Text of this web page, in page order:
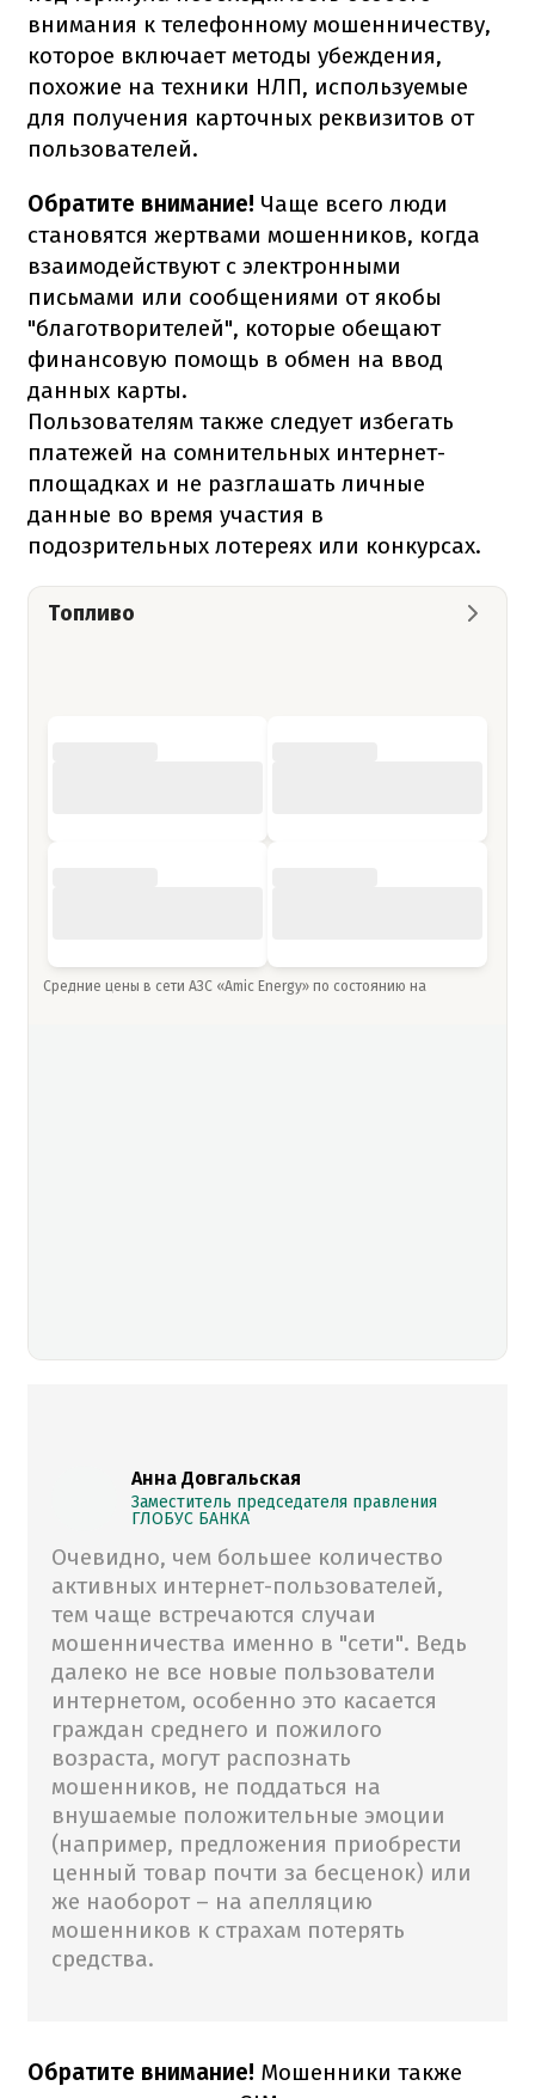
внимания к телефонному мошенничеству,
которое включает методы убеждения,
похожие на техники НЛП, используемые
для получения карточных реквизитов от
пользователей.
Обратите внимание! Чаще всего люди
становятся жертвами мошенников, когда
взаимодействуют с электронными
письмами или сообщениями от якобы
"благотворителей", которые обещают
финансовую помощь в обмен на ввод
данных карты.
Пользователям также следует избегать
платежей на сомнительных интернет-
площадках и не разглашать личные
данные во время участия в
подозрительных лотереях или конкурсах.
Топливо
Средние цены в сети АЗС «Amic Energy» по состоянию на
Анна Довгальская
Заместитель председателя правления
ГЛОБУС БАНКА
Очевидно, чем большее количество
активных интернет-пользователей,
тем чаще встречаются случаи
мошенничества именно в "сети". Ведь
далеко не все новые пользователи
интернетом, особенно это касается
граждан среднего и пожилого
возраста, могут распознать
мошенников, не поддаться на
внушаемые положительные эмоции
(например, предложения приобрести
ценный товар почти за бесценок) или
же наоборот – на апелляцию
мошенников к страхам потерять
средства.
Обратите внимание! Мошенники также